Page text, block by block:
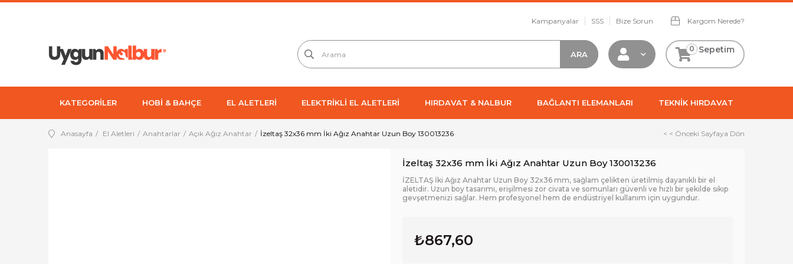
Kampanyalar SSS Bize Sorun Kargom Nerede?
Sepetim
0
KATEGORİLER HOBİ & BAHÇE EL ALETLERİ ELEKTRİKLİ EL ALETLERİ HIRDAVAT & NALBUR BAĞLANTI ELEMANLARI TEKNİK HIRDAVAT
Anasayfa El Aletleri Anahtarlar Açık Ağız Anahtar İzeltaş 32x36 mm İki Ağız Anahtar Uzun Boy 130013236 < < Önceki Sayfaya Dön
İzeltaş 32x36 mm İki Ağız Anahtar Uzun Boy 130013236
İZELTAŞ İki Ağız Anahtar Uzun Boy 32x36 mm, sağlam çelikten üretilmiş dayanıklı bir el
aletidir. Uzun boy tasarımı, erişilmesi zor civata ve somunları güvenli ve hızlı bir şekilde sıkıp
gevşetmenizi sağlar. Hem profesyonel hem de endüstriyel kullanım için uygundur.
₺867,60